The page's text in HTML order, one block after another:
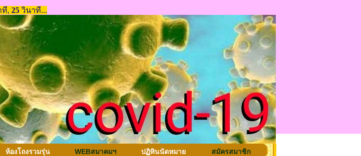
ห้องโถงรวมรุ่น WEBสมาคมฯ ปฏิทินนัดหมาย
สมัครสมาชิก